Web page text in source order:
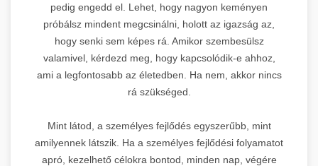
pedig engedd el. Lehet, hogy nagyon keményen
próbálsz mindent megcsinálni, holott az igazság az,
hogy senki sem képes rá. Amikor szembesülsz
valamivel, kérdezd meg, hogy kapcsolódik-e ahhoz,
ami a legfontosabb az életedben. Ha nem, akkor nincs
rá szükséged.
Mint látod, a személyes fejlődés egyszerűbb, mint
amilyennek látszik. Ha a személyes fejlődési folyamatot
apró, kezelhető célokra bontod, minden nap, végére